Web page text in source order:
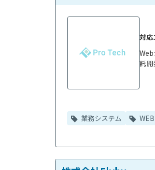
託開
対応
業務システム